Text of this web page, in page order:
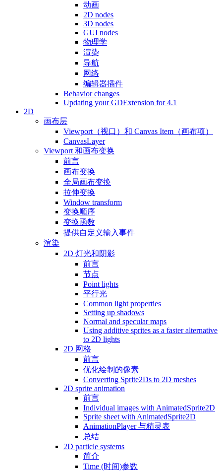
动画
2D nodes
3D nodes
GUI nodes
物理学
渲染
导航
网络
编辑器插件
Behavior changes
Updating your GDExtension for 4.1
2D
画布层
Viewport（视口）和 Canvas Item（画布项）
CanvasLayer
Viewport 和画布变换
前言
画布变换
全局画布变换
拉伸变换
Window transform
变换顺序
变换函数
提供自定义输入事件
渲染
2D 灯光和阴影
前言
节点
Point lights
平行光
Common light properties
Setting up shadows
Normal and specular maps
Using additive sprites as a faster alternative
to 2D lights
2D 网格
前言
优化绘制的像素
Converting Sprite2Ds to 2D meshes
2D sprite animation
前言
Individual images with AnimatedSprite2D
Sprite sheet with AnimatedSprite2D
AnimationPlayer 与精灵表
总结
2D particle systems
简介
Time (时间)参数